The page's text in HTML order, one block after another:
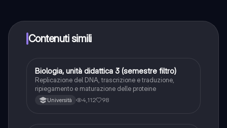
Knowunity Premium, che consente di studiare senza
alcun limite!!
Contenuti simili
Biologia
Biologia, unità didattica 3 (semestre filtro)
Replicazione del DNA, trascrizione e traduzione,
ripiegamento e maturazione delle proteine
Università 4,112 98